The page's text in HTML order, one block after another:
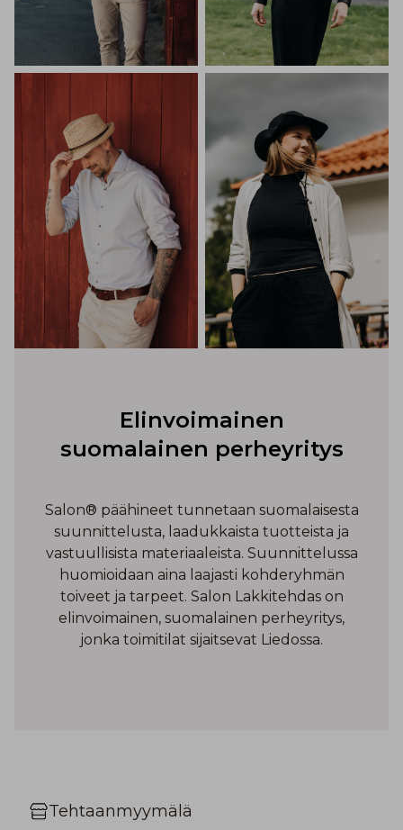
Elinvoimainen
suomalainen perheyritys
Salon® päähineet tunnetaan suomalaisesta
suunnittelusta, laadukkaista tuotteista ja
vastuullisista materiaaleista. Suunnittelussa
huomioidaan aina laajasti kohderyhmän
toiveet ja tarpeet. Salon Lakkitehdas on
elinvoimainen, suomalainen perheyritys,
jonka toimitilat sijaitsevat Liedossa.
Tehtaanmyymälä